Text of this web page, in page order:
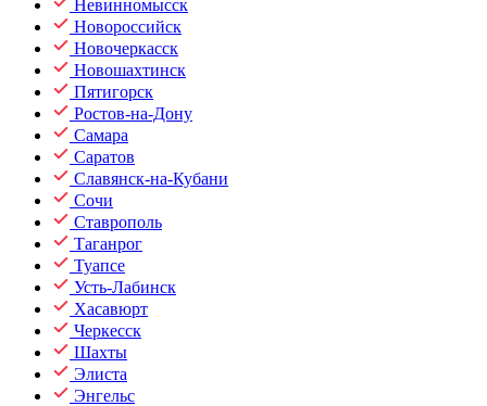
Невинномысск
Новороссийск
Новочеркасск
Новошахтинск
Пятигорск
Ростов-на-Дону
Самара
Саратов
Славянск-на-Кубани
Сочи
Ставрополь
Таганрог
Туапсе
Усть-Лабинск
Хасавюрт
Черкесск
Шахты
Элиста
Энгельс